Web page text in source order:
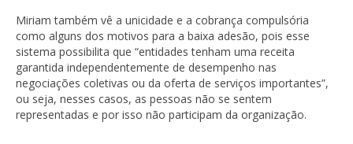
Miriam também vê a unicidade e a cobrança compulsória
como alguns dos motivos para a baixa adesão, pois esse
sistema possibilita que “entidades tenham uma receita
garantida independentemente de desempenho nas
negociações coletivas ou da oferta de serviços importantes”,
ou seja, nesses casos, as pessoas não se sentem
representadas e por isso não participam da organização.